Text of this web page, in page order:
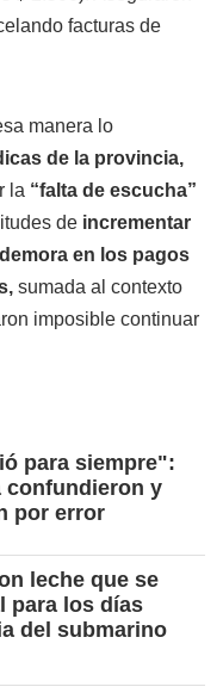
facturas de
manera lo
de la provincia,
la “falta de escucha”
de incrementar
demora en los pagos
sumada al contexto
imposible continuar
para siempre":
confundieron y
por error
leche que se
para los días
del submarino